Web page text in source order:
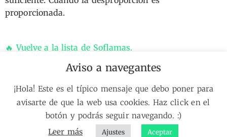
proporcionada.
🔥 Vuelve a la lista de Soflamas.
✉️ Recibe soflamas como esta en tu correo.
El Diseño NO Existe// 🔧Manual de htas.
que hago
Aviso a navegantes
¡Hola! Este es el típico mensaje que debo poner para
avisarte de que la web usa cookies. Haz click en el
botón y podrás seguir navegando. :)
Leer más
Ajustes Aceptar